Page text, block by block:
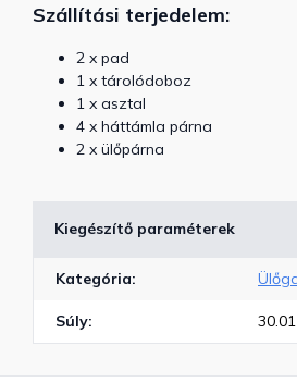
Szállítási terjedelem:
2 x pad
1 x tárolódoboz
1 x asztal
4 x háttámla párna
2 x ülőpárna
Kiegészítő paraméterek
Kategória:
Súly: